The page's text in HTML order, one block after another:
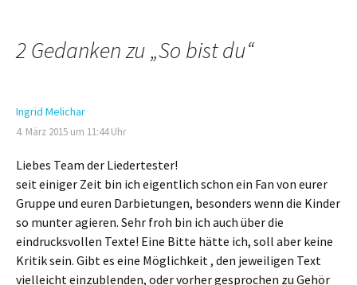
2 Gedanken zu „So bist du“
Ingrid Melichar
4. März 2015 um 11:44 Uhr
Liebes Team der Liedertester!
seit einiger Zeit bin ich eigentlich schon ein Fan von eurer
Gruppe und euren Darbietungen, besonders wenn die Kinder
so munter agieren. Sehr froh bin ich auch über die
eindrucksvollen Texte! Eine Bitte hätte ich, soll aber keine
Kritik sein. Gibt es eine Möglichkeit , den jeweiligen Text
vielleicht einzublenden, oder vorher gesprochen zu Gehör